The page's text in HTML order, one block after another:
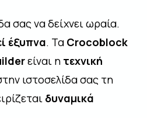
σας να δείχνει ωραία.
έξυπνα. Τα Crocoblock
είναι η τεχνική
ιστοσελίδα σας τη
δυναμικά